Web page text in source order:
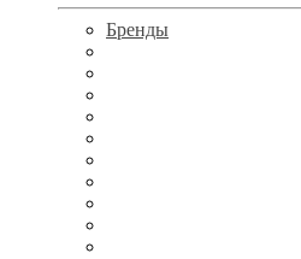
Бренды